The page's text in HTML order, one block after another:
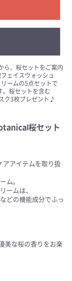
ら、桜セットをご案内
ェイスウォッシュ
ームの5点セットで
桜セットを含む
ク3枚プレゼント♪
桜セット
アイテムを取り扱
ム。
ームは、
などの機能成分でふっ
美な桜の香りをお楽